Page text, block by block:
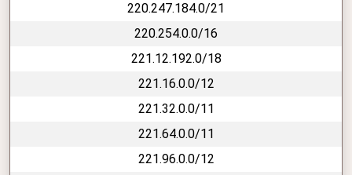
220.247.184.0/21
220.254.0.0/16
221.12.192.0/18
221.16.0.0/12
221.32.0.0/11
221.64.0.0/11
221.96.0.0/12